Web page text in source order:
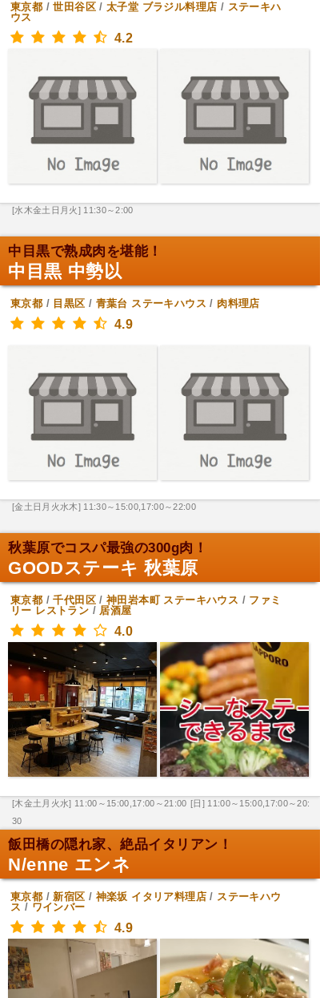
東京都 /世田谷区/太子堂 ブラジル料理店 / ステーキハ
ウス
4.2
[水木金土日月火] 11:30～2:00
中目黒で熟成肉を堪能！
中目黒 中勢以
東京都 / 目黒区 / 青葉台 ステーキハウス / 肉料理店
4.9
[金土日月火水木] 11:30～15:00,17:00～22:00
秋葉原でコスパ最強の300g肉！
GOODステーキ 秋葉原
東京都 /千代田区/神田岩本町 ステーキハウス / ファミ
リー レストラン / 居酒屋
4.0
[木金土月火水] 11:00～15:00,17:00～21:00 [日] 11:00～15:00,17:00～20:
30
飯田橋の隠れ家、絶品イタリアン！
N/enne エンネ
東京都 /新宿区 / 神楽坂 イタリア料理店/ ステーキハウ
ス / ワインバー
4.9